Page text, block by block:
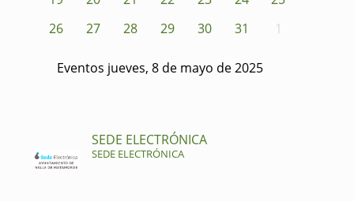
26
27 28 29 30 31 1
Eventos jueves, 8 de mayo de 2025
SEDE ELECTRÓNICA
SEDE ELECTRÓNICA